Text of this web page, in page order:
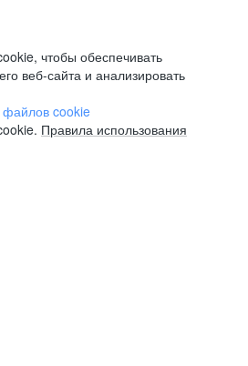
чтобы обеспечивать
веб-сайта и анализировать
файлов cookie
Правила использования